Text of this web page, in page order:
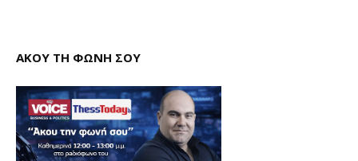
ΑΚΟΥ ΤΗ ΦΩΝΗ ΣΟΥ